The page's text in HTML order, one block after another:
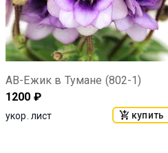
АВ-Ежик в Тумане (802-1)
1200 ₽
укор. лист купить